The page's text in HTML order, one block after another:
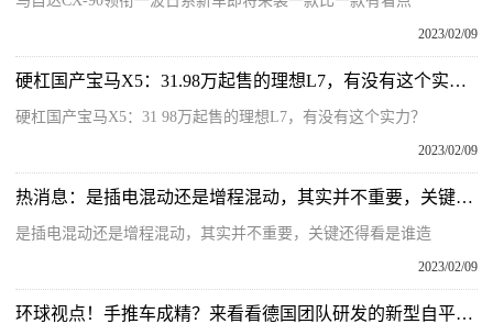
2023/02/09
硬杠国产宝马X5：31.98万起售的理想L7，有没有这个实力？
硬杠国产宝马X5：31 98万起售的理想L7，有没有这个实力？
2023/02/09
热消息：是插电混动还是增程混动，其实并不重要，关键还得看是谁造
是插电混动还是增程混动，其实并不重要，关键还得看是谁造
2023/02/09
环球视点！手推车成精？来看看德国团队研发的新型自平衡机器人